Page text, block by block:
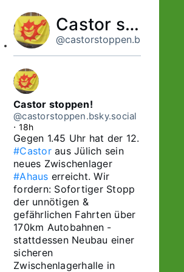
Castor stoppen!
@castorstoppen.bsky.social
Castor stoppen!
@castorstoppen.bsky.social
⋅ 18h
#Castor aus Jülich sein
neues Zwischenlager
#Ahaus erreicht. Wir
fordern: Sofortiger Stopp
der unnötigen &
gefährlichen Fahrten über
170km Autobahnen -
stattdessen Neubau einer
sicheren
Zwischenlagerhalle in